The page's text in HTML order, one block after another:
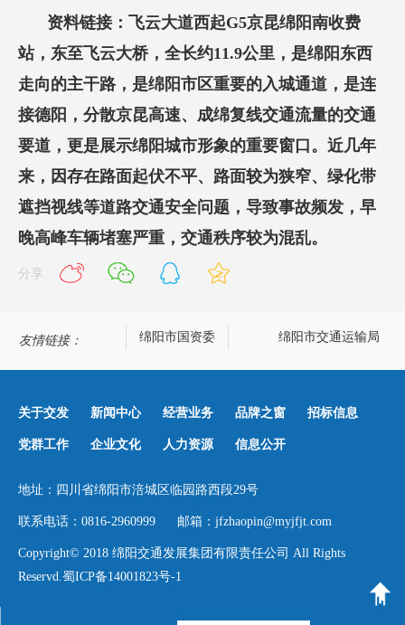
资料链接：飞云大道西起G5京昆绵阳南收费
站，东至飞云大桥，全长约11.9公里，是绵阳东西
走向的主干路，是绵阳市区重要的入城通道，是连
接德阳，分散京昆高速、成绵复线交通流量的交通
要道，更是展示绵阳城市形象的重要窗口。近几年
来，因存在路面起伏不平、路面较为狭窄、绿化带
遮挡视线等道路交通安全问题，导致事故频发，早
晚高峰车辆堵塞严重，交通秩序较为混乱。
分享
友情链接：
阳政务网 绵阳市国资委 绵阳市交通运输局
关于交发 新闻中心 经营业务 品牌之窗 招标信息
党群工作 企业文化 人力资源 信息公开
地址：四川省绵阳市涪城区临园路西段29号
联系电话：0816-2960999 邮箱：jfzhaopin@myjfjt.com
Copyright© 2018 绵阳交通发展集团有限责任公司 All Rights
Reservd.蜀ICP备14001823号-1